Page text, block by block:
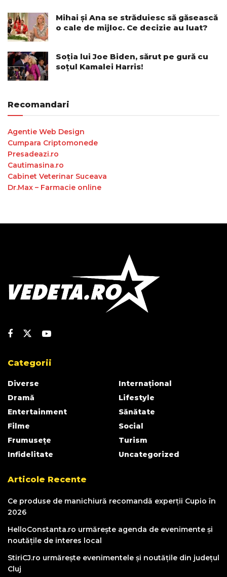
Mihai și Ana se străduiesc să găsească
o cale de mijloc. Ce decizie au luat?
Soția lui Joe Biden, sărut pe gură cu
soțul Kamalei Harris!
Recomandari
Agentie Web Design
Cumpara Criptomonede
Presadeazi.ro
Cautimasina.ro
Cabinet Veterinar Suceava
Dr.Max – Farmacie online
Categorii
Diverse
Dramă
Entertainment
Filme
Frumusețe
Infidelitate
Internațional
Lifestyle
Sănătate
Social
Turism
Uncategorized
Articole Recente
Ce produse de manichiură recomandă experții Cupio în
2026
HelloConstanta.ro urmărește agenda de evenimente și
noutățile de interes local
StiriCJ.ro urmărește evenimentele și noutățile din județul
Cluj